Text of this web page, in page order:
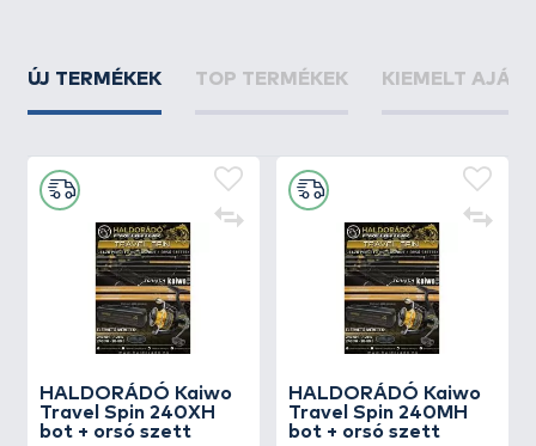
ÚJ TERMÉKEK TOP TERMÉKEK KIEMELT
HALDORÁDÓ Kaiwo
Travel Spin 240XH
bot + orsó szett
HALDORÁDÓ Kaiwo
Travel Spin 240MH
bot + orsó szett